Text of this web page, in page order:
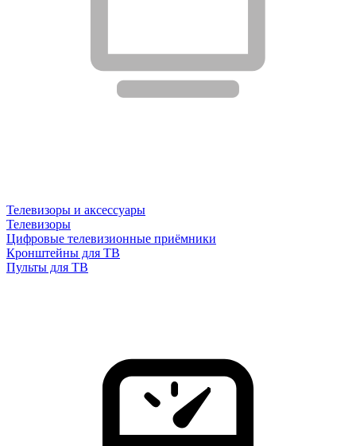
Телевизоры и аксессуары
Телевизоры
Цифровые телевизионные приёмники
Кронштейны для ТВ
Пульты для ТВ